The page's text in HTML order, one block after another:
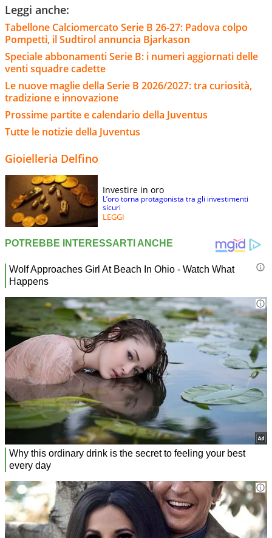
Leggi anche:
Tabellone Calciomercato Serie B 26-27: Padova colpo
Pompetti, il Sudtirol annuncia Bjarkason
Speciale abbonamenti Serie B: i numeri aggiornati delle
venti squadre cadette
Le nuove maglie della Serie B 2026/2027: tra curiosità,
tradizione e innovazione
Prossime partite e calendario della Juventus
Tutte le notizie della Juventus
Gioielleria Delfino
Investire in oro
L’oro torna protagonista tra gli investimenti
sicuri
LEGGI